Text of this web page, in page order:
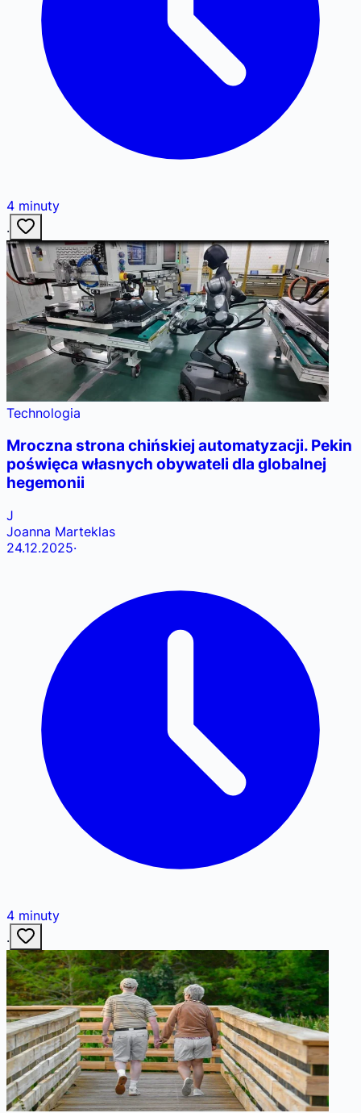
4 minuty
·
Technologia
Mroczna strona chińskiej automatyzacji. Pekin
poświęca własnych obywateli dla globalnej
hegemonii
J
Joanna Marteklas
24.12.2025·
4 minuty
·